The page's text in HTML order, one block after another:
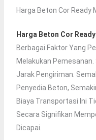
Harga Beton Cor Ready
Harga Beton Cor
Berbagai Faktor Yang
Melakukan
Jarak Pengiriman.
Penyedia Beton,
Biaya Transportasi Ini
Secara Signifikan
Dicapai.